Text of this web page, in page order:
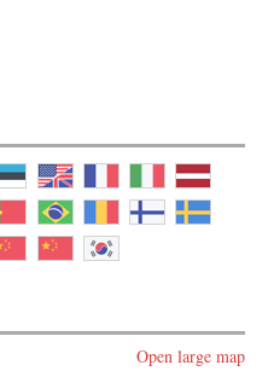
Open large map